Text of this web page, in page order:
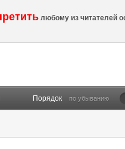
любому из читателей
Порядок по убыванию